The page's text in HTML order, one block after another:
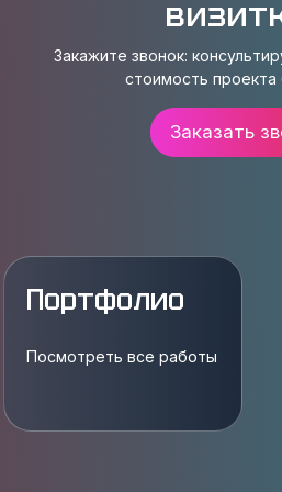
Закажите звонок:
стоимость проекта
Заказать
Портфолио
Посмотреть все работы